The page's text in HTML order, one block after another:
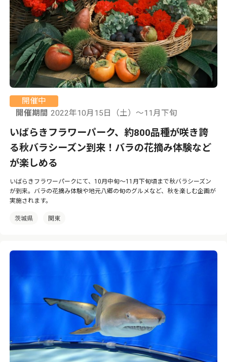
開催中
開催期間 2022年10月15日（土）～11月下旬
いばらきフラワーパーク、約800品種が咲き誇
る秋バラシーズン到来！バラの花摘み体験など
が楽しめる
いばらきフラワーパークにて、10月中旬〜11月下旬頃まで秋バラシーズン
が到来。バラの花摘み体験や地元八郷の旬のグルメなど、秋を楽しむ企画が
実施されます。
茨城県 関東